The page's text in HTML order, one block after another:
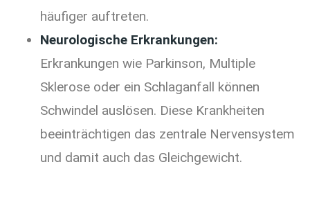
häufiger auftreten.
Neurologische Erkrankungen:
Erkrankungen wie Parkinson, Multiple
Sklerose oder ein Schlaganfall können
Schwindel auslösen. Diese Krankheiten
beeinträchtigen das zentrale Nervensystem
und damit auch das Gleichgewicht.